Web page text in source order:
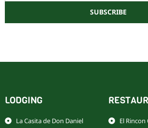
SUBSCRIBE
LODGING
La Casita de Don Daniel El